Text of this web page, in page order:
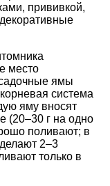
прививкой,
место
ямы
система
яму вносят
(20–30 г на одно
поливают; в
2–3
только в